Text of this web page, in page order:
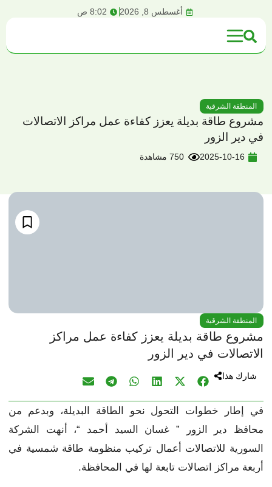
أغسطس 8, 2026 8:02 ص
المنطقة الشرقية
مشروع طاقة بديلة يعزز كفاءة عمل مراكز الاتصالات
في دير الزور
2025-10-16 750 مشاهدة
المنطقة الشرقية
مشروع طاقة بديلة يعزز كفاءة عمل مراكز
الاتصالات في دير الزور
شارك هذا
في إطار خطوات التحول نحو الطاقة البديلة، وبدعم من
محافظ دير الزور ” غسان السيد أحمد “، أنهت الشركة
السورية للاتصالات أعمال تركيب منظومة طاقة شمسية في
أربعة مراكز اتصالات تابعة لها في المحافظة.